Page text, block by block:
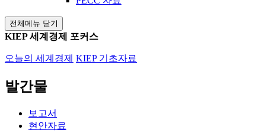
전체메뉴 닫기
KIEP 세계경제 포커스
오늘의 세계경제 KIEP 기초자료
발간물
보고서
현안자료